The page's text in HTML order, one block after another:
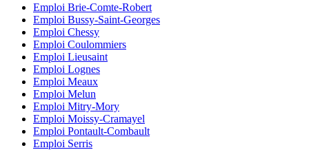
Emploi Brie-Comte-Robert
Emploi Bussy-Saint-Georges
Emploi Chessy
Emploi Coulommiers
Emploi Lieusaint
Emploi Lognes
Emploi Meaux
Emploi Melun
Emploi Mitry-Mory
Emploi Moissy-Cramayel
Emploi Pontault-Combault
Emploi Serris